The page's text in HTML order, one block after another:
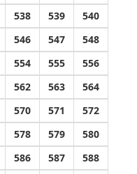
538 539
540
546 547
548
554 555
556
562 563
564
570 571
572
578 579
580
586 587
588